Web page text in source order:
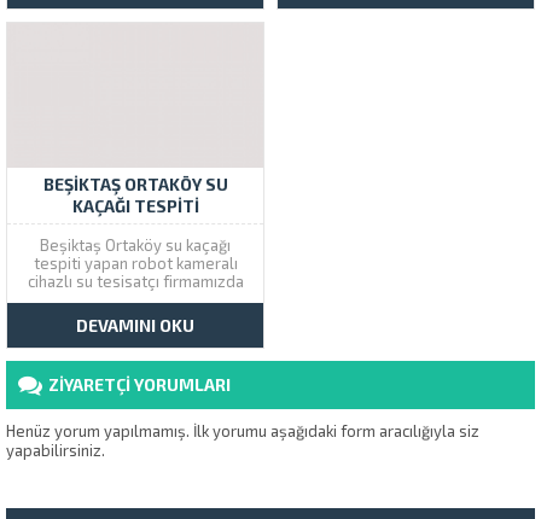
sızıntılarının yerini kamera
gün içinde son teknoloji
BEŞIKTAŞ ORTAKÖY SU
KAÇAĞI TESPITI
Beşiktaş Ortaköy su kaçağı
tespiti yapan robot kameralı
cihazlı su tesisatçı firmamızda
kırmadan dökemden su kaçağı
bulma hizmeti verilmektedir.
Çözüm Tesisat yeni nesil
cihazları kullanarak su sızıntı
problemlerine son veriyor.
Beşiktaş şubemizi arayarak aynı
gün içinde servis talebinde
bulunabilirsiniz. Ortaköy...
DEVAMINI OKU
ZİYARETÇİ YORUMLARI
Henüz yorum yapılmamış. İlk yorumu aşağıdaki form aracılığıyla siz
yapabilirsiniz.